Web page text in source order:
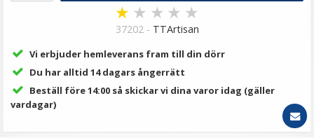
★ ★ ★ ★ ★
37202 - TTArtisan
Vi erbjuder hemleverans fram till din dörr
Du har alltid 14 dagars ångerrätt
Beställ före 14:00 så skickar vi dina varor idag (gäller
vardagar)